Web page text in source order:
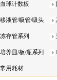
血球计数板
移液管/吸管/吸头
系列
冻存管系列
培养皿/板/瓶系列
常用耗材